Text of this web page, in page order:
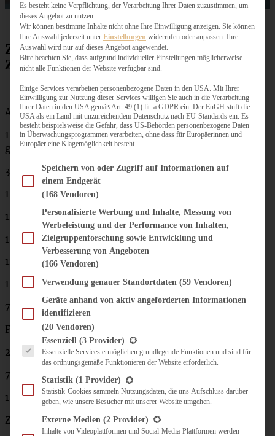
Zutaten für schwedische Zimtknoten /
Zimtschnecken mit Kardamom
Ausreichen für ca. 24 Zimtknoten:
1 EL Kardamomsamen (ersatzweise funktioniert auch ein
gestr. TL Kardamompulver)
300 ml Milch
1 Würfel frische Hefe
120 g Zucker
1 Prise Salz
125 g weiche Butter
1 Ei
700 g Mehl (oder etwas mehr)
Füllung:
200 g weiche Butter
75 g brauner Zucker
1 EL Zimt
Zum Bestreichen
Es besteht keine Verpflichtung, der Verarbeitung Ihrer Daten zuzustimmen, um
dieses Angebot zu nutzen.
Wir können bestimmte Inhalte nicht ohne Ihre Einwilligung anzeigen. Sie können
Ihre Auswahl jederzeit unter Einstellungen widerrufen oder anpassen. Ihre
Auswahl wird nur auf dieses Angebot angewendet.
Bitte beachten Sie, dass aufgrund individueller Einstellungen möglicherweise
nicht alle Funktionen der Website verfügbar sind.
Einige Services verarbeiten personenbezogene Daten in den USA. Mit Ihrer
Einwilligung zur Nutzung dieser Services willigen Sie auch in die Verarbeitung
Ihrer Daten in den USA gemäß Art. 49 (1) lit. a GDPR ein. Der EuGH stuft die
USA als ein Land mit unzureichendem Datenschutz nach EU-Standards ein. Es
besteht beispielsweise die Gefahr, dass US-Behörden personenbezogene Daten
in Überwachungsprogrammen verarbeiten, ohne dass für Europäerinnen und
Europäer eine Klagemöglichkeit besteht.
Im Folgenden finden Sie eine Liste der Zwecke des IAB Transparency and Consent
Speichern von oder Zugriff auf Informationen auf
einem Endgerät
(168 Vendoren)
Personalisierte Werbung und Inhalte, Messung von
Werbeleistung und der Performance von Inhalten,
Zielgruppenforschung sowie Entwicklung und
Verbesserung von Angeboten
(166 Vendoren)
Verwendung genauer Standortdaten (59 Vendoren)
Geräte anhand von aktiv angeforderten Informationen
identifizieren
(20 Vendoren)
Es folgt eine Liste der Service-Gruppen, für die eine Einwilligung erteilt werden
Essenziell (3 Provider)
Essenzielle Services ermöglichen grundlegende Funktionen und sind für
das ordnungsgemäße Funktionieren der Website erforderlich.
Statistik (1 Provider)
Statistik-Cookies sammeln Nutzungsdaten, die uns Aufschluss darüber
geben, wie unsere Besucher mit unserer Website umgehen.
Externe Medien (2 Provider)
Inhalte von Videoplattformen und Social-Media-Plattformen werden